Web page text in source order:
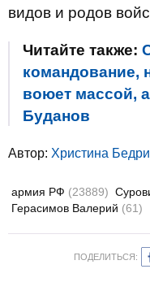
видов и родов
Читайте также:
командование,
воюет массой,
Буданов
Автор: Христина
армия РФ (23889)
Герасимов Валерий (61)
ПОДЕЛИТЬСЯ: